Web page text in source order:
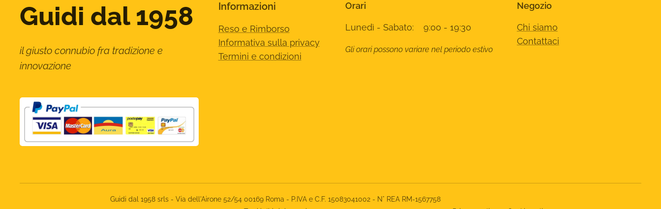
Guidi dal 1958
il giusto connubio fra tradizione e
innovazione
Informazioni
Reso e Rimborso
Informativa sulla privacy
Termini e condizioni
Orari
Lunedì - Sabato: 9:00 - 19:30
Gli orari possono variare nel periodo estivo
Negozio
Chi siamo
Contattaci
Guidi dal 1958 srls - Via dell'Airone 52/54 00169 Roma - P.IVA e C.F. 15083041002 - N° REA RM-1567758